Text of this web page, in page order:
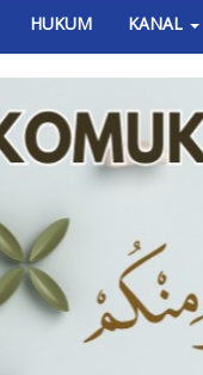
HUKUM KANAL